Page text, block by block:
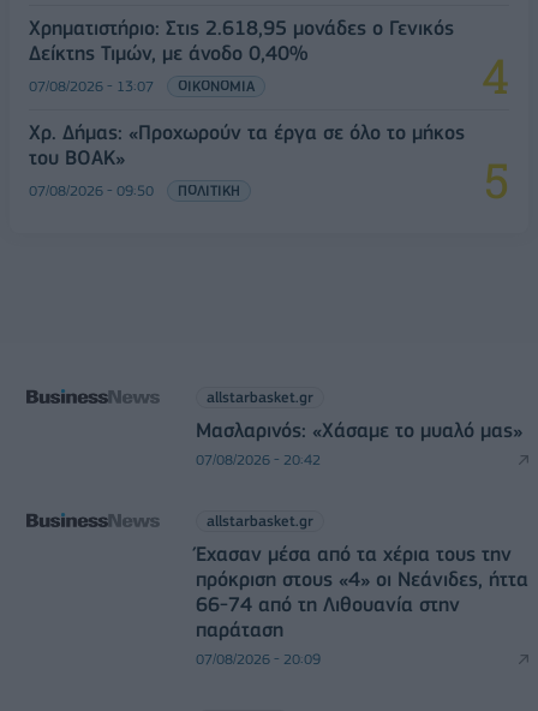
Χρηματιστήριο: Στις 2.618,95 μονάδες ο Γενικός
Δείκτης Τιμών, με άνοδο 0,40%
07/08/2026 - 13:07 ΟΙΚΟΝΟΜΙΑ
Χρ. Δήμας: «Προχωρούν τα έργα σε όλο το μήκος
του ΒΟΑΚ»
07/08/2026 - 09:50 ΠΟΛΙΤΙΚΗ
allstarbasket.gr
Μασλαρινός: «Χάσαμε το μυαλό μας»
07/08/2026 - 20:42
allstarbasket.gr
Έχασαν μέσα από τα χέρια τους την
πρόκριση στους «4» οι Νεάνιδες, ήττα
66-74 από τη Λιθουανία στην
παράταση
07/08/2026 - 20:09